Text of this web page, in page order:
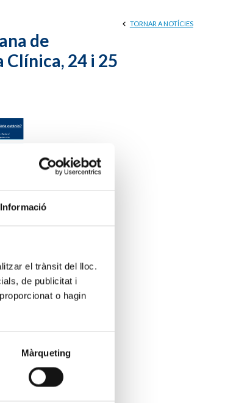
Informació
el trànsit del lloc.
de publicitat i
o hagin
Màrqueting
de
24 i 25
TORNAR A NOTÍCIES